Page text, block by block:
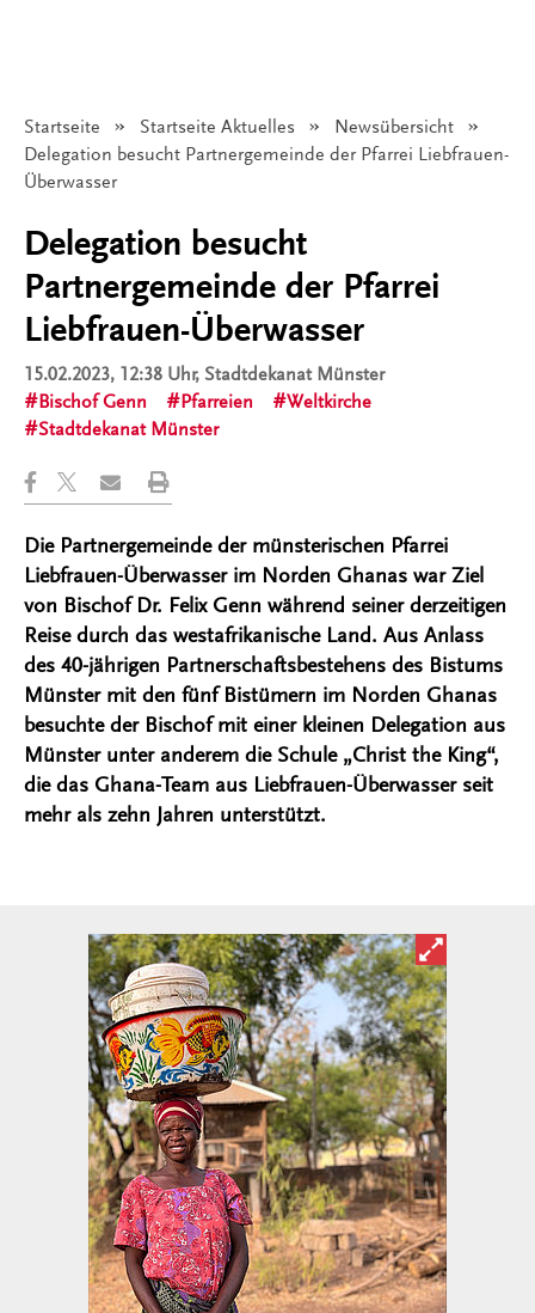
Startseite Startseite Aktuelles
Newsübersicht
Angezeigt:
Delegation besucht Partnergemeinde der Pfarrei Liebfrauen-
Überwasser
Delegation besucht
Partnergemeinde der Pfarrei
Liebfrauen-Überwasser
15.02.2023, 12:38 Uhr, Stadtdekanat Münster
Bischof Genn
Pfarreien
Weltkirche
Stadtdekanat Münster
Die Partnergemeinde der münsterischen Pfarrei
Liebfrauen-Überwasser im Norden Ghanas war Ziel
von Bischof Dr. Felix Genn während seiner derzeitigen
Reise durch das westafrikanische Land. Aus Anlass
des 40-jährigen Partnerschaftsbestehens des Bistums
Münster mit den fünf Bistümern im Norden Ghanas
besuchte der Bischof mit einer kleinen Delegation aus
Münster unter anderem die Schule „Christ the King“,
die das Ghana-Team aus Liebfrauen-Überwasser seit
mehr als zehn Jahren unterstützt.
Bild in